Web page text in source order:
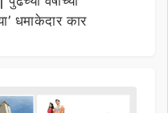
धमाकेदार कार